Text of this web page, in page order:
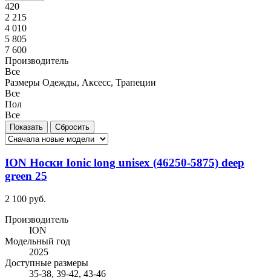
420
2 215
4 010
5 805
7 600
Производитель
Все
Размеры Одежды, Аксесс, Трапеции
Все
Пол
Все
ION Носки Ionic long unisex (46250-5875) deep
green 25
2 100 руб.
Производитель
ION
Модельный год
2025
Доступные размеры
35-38, 39-42, 43-46